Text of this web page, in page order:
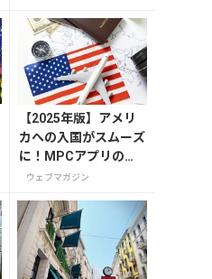
【2025年版】アメリ
カへの入国がスムーズ
に！MPCアプリの登
録方法や使い方を解説
ウェブマガジン